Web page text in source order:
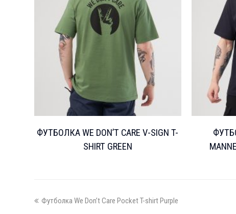
ФУТБОЛКА WE DON’T CARE V-SIGN T-
SHIRT GREEN
previous
Футболка We Don’t Care Pocket T-shirt Purple